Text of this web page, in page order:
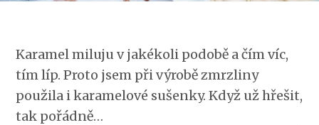
Karamel miluju v jakékoli podobě a čím víc,
tím líp. Proto jsem při výrobě zmrzliny
použila i karamelové sušenky. Když už hřešit,
tak pořádně…